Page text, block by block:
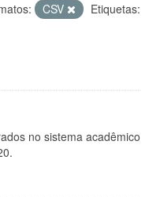
CSV
Etiquetas:
no sistema acadêmico